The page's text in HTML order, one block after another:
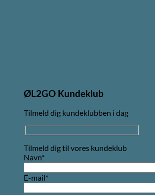
ØL2GO Kundeklub
Tilmeld dig kundeklubben i dag
Tilmeld dig til vores kundeklub
Navn*
E-mail*